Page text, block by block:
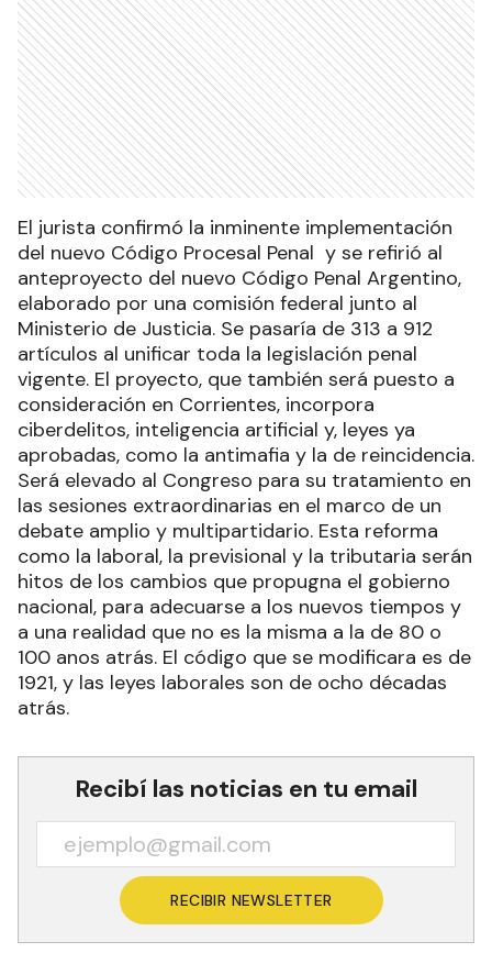
El jurista confirmó la inminente implementación
del nuevo Código Procesal Penal y se refirió al
anteproyecto del nuevo Código Penal Argentino,
elaborado por una comisión federal junto al
Ministerio de Justicia. Se pasaría de 313 a 912
artículos al unificar toda la legislación penal
vigente. El proyecto, que también será puesto a
consideración en Corrientes, incorpora
ciberdelitos, inteligencia artificial y, leyes ya
aprobadas, como la antimafia y la de reincidencia.
Será elevado al Congreso para su tratamiento en
las sesiones extraordinarias en el marco de un
debate amplio y multipartidario. Esta reforma
como la laboral, la previsional y la tributaria serán
hitos de los cambios que propugna el gobierno
nacional, para adecuarse a los nuevos tiempos y
a una realidad que no es la misma a la de 80 o
100 anos atrás. El código que se modificara es de
1921, y las leyes laborales son de ocho décadas
atrás.
Recibí las noticias en tu email
RECIBIR NEWSLETTER